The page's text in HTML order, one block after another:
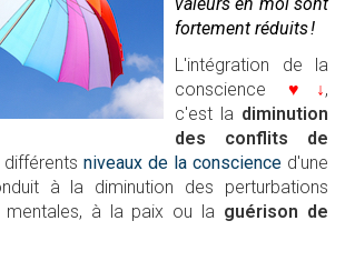
fortement réduits !
L'intégration de la
conscience ♥↓,
c'est la diminution
des conflits de
niveaux de la conscience d'une
à la diminution des perturbations
mentales, à la paix ou la guérison de